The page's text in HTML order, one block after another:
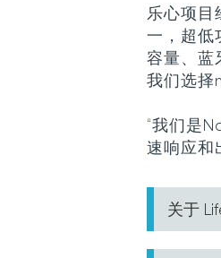
乐心项目
一，超低
容量、蓝
我们选择
“我们是
速响应和
关于